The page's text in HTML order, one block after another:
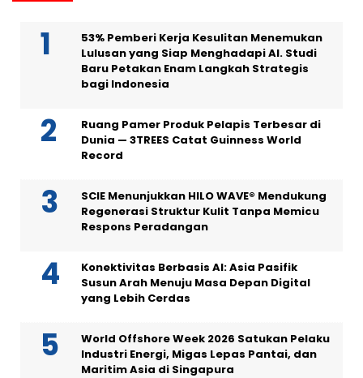
53% Pemberi Kerja Kesulitan Menemukan
Lulusan yang Siap Menghadapi AI. Studi
Baru Petakan Enam Langkah Strategis
bagi Indonesia
Ruang Pamer Produk Pelapis Terbesar di
Dunia — 3TREES Catat Guinness World
Record
SCIE Menunjukkan HILO WAVE® Mendukung
Regenerasi Struktur Kulit Tanpa Memicu
Respons Peradangan
Konektivitas Berbasis AI: Asia Pasifik
Susun Arah Menuju Masa Depan Digital
yang Lebih Cerdas
World Offshore Week 2026 Satukan Pelaku
Industri Energi, Migas Lepas Pantai, dan
Maritim Asia di Singapura